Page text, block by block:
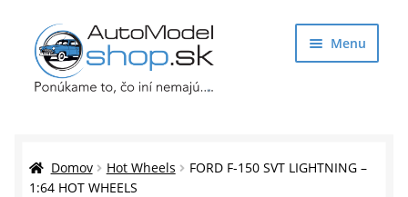
Preskočiť
na
navigáciu
Preskočiť
na
obsah
Menu
Auto Modely
Rozbaliť
Domov Hot Wheels
FORD F-150 SVT LIGHTNING –
1:64 HOT WHEELS